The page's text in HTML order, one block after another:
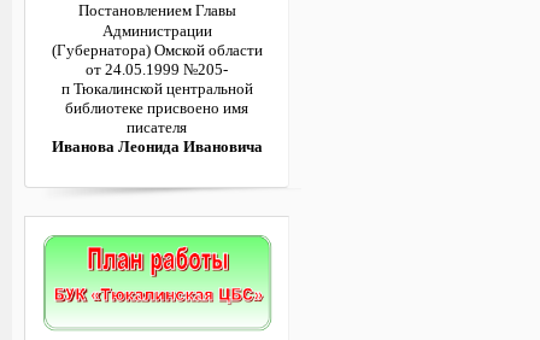
Постановлением Главы
Администрации
(Губернатора) Омской области
от 24.05.1999 №205-
п Тюкалинской центральной
библиотеке присвоено имя
писателя
Иванова Леонида Ивановича